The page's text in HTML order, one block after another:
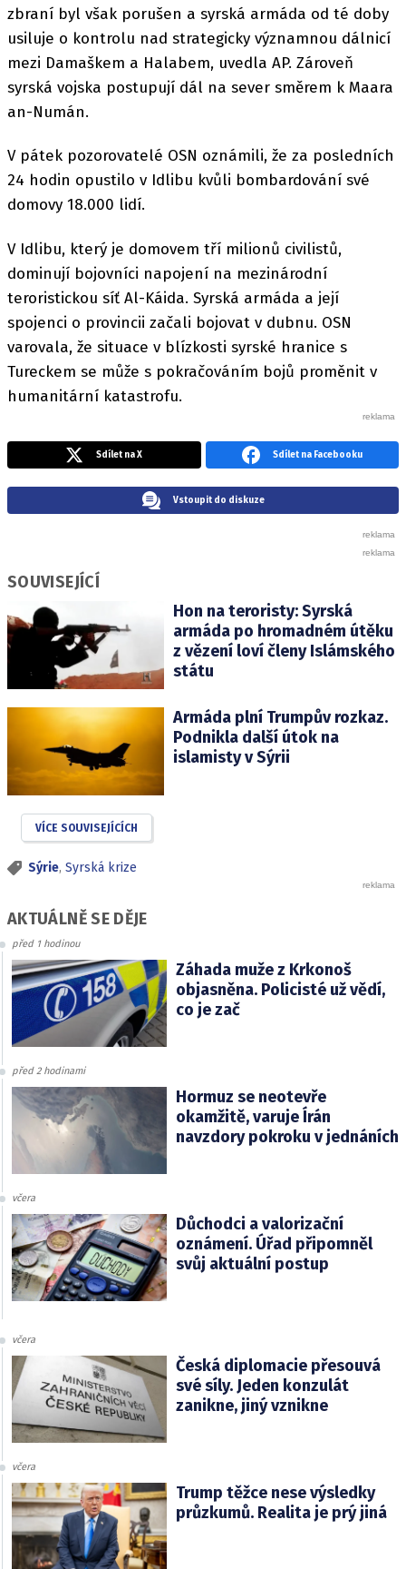
zbraní byl však porušen a syrská armáda od té doby
usiluje o kontrolu nad strategicky významnou dálnicí
mezi Damaškem a Halabem, uvedla AP. Zároveň
syrská vojska postupují dál na sever směrem k Maara
an-Numán.
V pátek pozorovatelé OSN oznámili, že za posledních
24 hodin opustilo v Idlibu kvůli bombardování své
domovy 18.000 lidí.
V Idlibu, který je domovem tří milionů civilistů,
dominují bojovníci napojení na mezinárodní
teroristickou síť Al-Káida. Syrská armáda a její
spojenci o provincii začali bojovat v dubnu. OSN
varovala, že situace v blízkosti syrské hranice s
Tureckem se může s pokračováním bojů proměnit v
humanitární katastrofu.
Sdílet na X Sdílet na Facebooku
Vstoupit do diskuze
SOUVISEJÍCÍ
Hon na teroristy: Syrská
armáda po hromadném útěku
z vězení loví členy Islámského
státu
Armáda plní Trumpův rozkaz.
Podnikla další útok na
islamisty v Sýrii
VÍCE SOUVISEJÍCÍCH
Sýrie, Syrská krize
AKTUÁLNĚ SE DĚJE
před 1 hodinou
Záhada muže z Krkonoš
objasněna. Policisté už vědí,
co je zač
před 2 hodinami
Hormuz se neotevře
okamžitě, varuje Írán
navzdory pokroku v jednáních
včera
Důchodci a valorizační
oznámení. Úřad připomněl
svůj aktuální postup
včera
Česká diplomacie přesouvá
své síly. Jeden konzulát
zanikne, jiný vznikne
včera
Trump těžce nese výsledky
průzkumů. Realita je prý jiná